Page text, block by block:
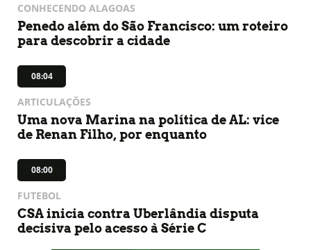
CONHECENDO ALAGOAS
Penedo além do São Francisco: um roteiro
para descobrir a cidade
08:04
ARTICULAÇÕES
Uma nova Marina na política de AL: vice
de Renan Filho, por enquanto
08:00
FUTEBOL
CSA inicia contra Uberlândia disputa
decisiva pelo acesso à Série C